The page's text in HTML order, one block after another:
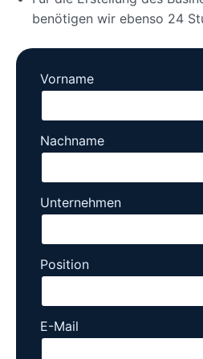
benötigen wir ebenso 24
Vorname
Nachname
Unternehmen
Position
E-Mail